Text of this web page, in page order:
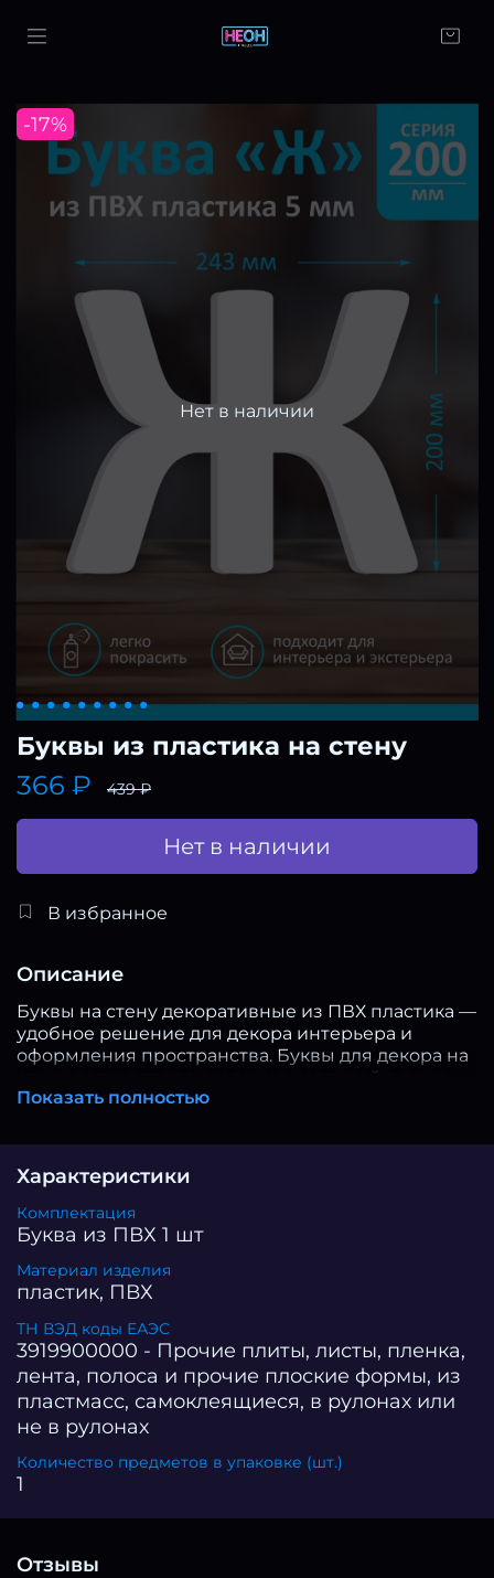
Нет в наличии
-17%
Буквы из пластика на стену
366 ₽ 439 ₽
Нет в наличии
В избранное
Описание
Буквы на стену декоративные из ПВХ пластика —
удобное решение для декора интерьера и
оформления пространства. Буквы для декора на
стену подходят для создания надписей в доме,
детской комнате, студии или коммерческом
легко создать стильный акцент в любом
пространстве. Высота изделий составляет 20 см,
толщина — 5 мм: такие буквы на стену 20 см
выполнены из прочного ПВХ. Лёгкие и
аккуратные буквы из пластика не утяжеляют
длительном использовании. Для оформления
фотозоны, праздников, витрин, салонов, кафе и
других пространств подойдут буквы на стену для
декора. Декоративные буквы можно
использовать для создания имён, надписей,
логотипов и индивидуального оформления
интерьера. Изделия из ПВХ легко крепятся на
двухсторонний скотч или другие способы. При
необходимости буквы ПВХ можно аккуратно
демонтировать и использовать повторно.
Материал устойчив к влаге, не выцветает и легко
очищается. При желании буквы можно
стену из пластика ПВХ — надежный и
Показать полностью
Характеристики
Комплектация
Буква из ПВХ 1 шт
Материал изделия
пластик, ПВХ
ТН ВЭД коды ЕАЭС
3919900000 - Прочие плиты, листы, пленка,
лента, полоса и прочие плоские формы, из
пластмасс, самоклеящиеся, в рулонах или
не в рулонах
Количество предметов в упаковке (шт.)
1
Отзывы